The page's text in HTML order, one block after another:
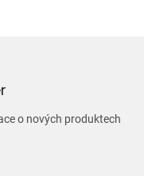
o nových produktech